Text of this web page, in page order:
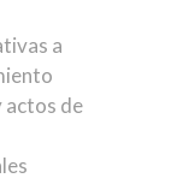
a
actos de